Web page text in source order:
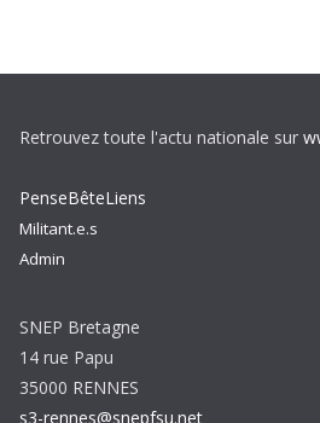
Retrouvez toute l'actu nationale sur
PenseBêteLiens
Militant.e.s
Admin
SNEP Bretagne
14 rue Papu
35000 RENNES
s3-rennes@snepfsu.net